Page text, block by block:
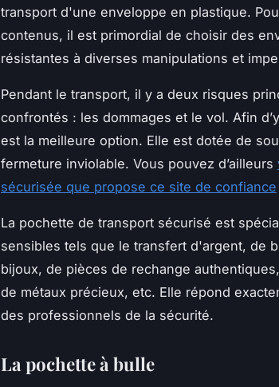
transport d'une enveloppe en plastique.
contenus, il est primordial de choisir des
résistantes à diverses manipulations et
Pendant le transport, il y a deux risques
confrontés : les dommages et le vol. Afin
est la meilleure option. Elle est dotée de
fermeture inviolable. Vous pouvez d’ailleurs
sécurisée que propose ce site de confiance
La pochette de transport sécurisé est
sensibles tels que le transfert d'argent, de
bijoux, de pièces de rechange
de métaux précieux, etc. Elle répond
des professionnels de la sécurité.
La pochette à bulle